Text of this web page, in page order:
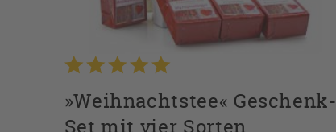
»Weihnachtstee« Geschenk-
Set mit vier Sorten